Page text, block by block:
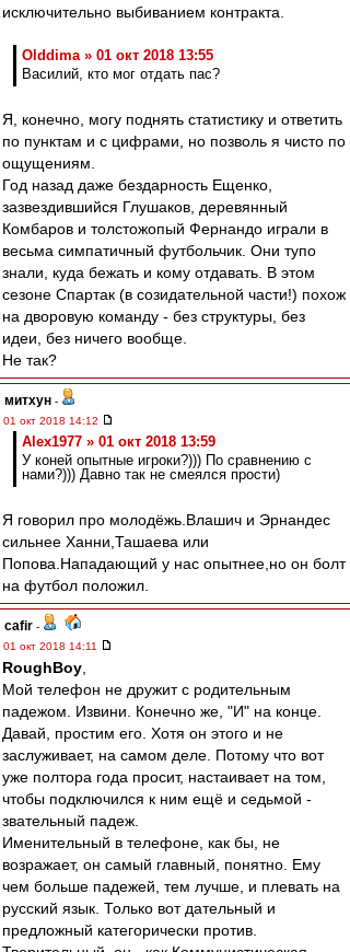
исключительно выбиванием контракта.
Olddima » 01 окт 2018 13:55
Василий, кто мог отдать пас?
Я, конечно, могу поднять статистику и ответить
по пунктам и с цифрами, но позволь я чисто по
ощущениям.
Год назад даже бездарность Ещенко,
зазвездившийся Глушаков, деревянный
Комбаров и толстожопый Фернандо играли в
весьма симпатичный футбольчик. Они тупо
знали, куда бежать и кому отдавать. В этом
сезоне Спартак (в созидательной части!) похож
на дворовую команду - без структуры, без
идеи, без ничего вообще.
Не так?
митхун -
01 окт 2018 14:12
Alex1977 » 01 окт 2018 13:59
У коней опытные игроки?))) По сравнению с
нами?))) Давно так не смеялся прости)
Я говорил про молодёжь.Влашич и Эрнандес
сильнее Ханни,Ташаева или
Попова.Нападающий у нас опытнее,но он болт
на футбол положил.
cafir -
01 окт 2018 14:11
RoughBoy
Мой телефон не дружит с родительным
падежом. Извини. Конечно же, "И" на конце.
Давай, простим его. Хотя он этого и не
заслуживает, на самом деле. Потому что вот
уже полтора года просит, настаивает на том,
чтобы подключился к ним ещё и седьмой -
звательный падеж.
Именительный в телефоне, как бы, не
возражает, он самый главный, понятно. Ему
чем больше падежей, тем лучше, и плевать на
русский язык. Только вот дательный и
предложный категорически против.